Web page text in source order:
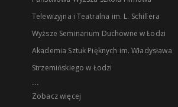
Telewizyjna i Teatralna im. L. Schillera
Wyższe Seminarium Duchowne w Łodzi
Akademia Sztuk Pięknych im. Władysława
Strzemińskiego w Łodzi
...
Zobacz więcej